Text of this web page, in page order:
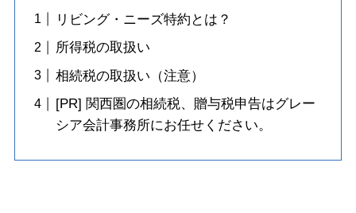
リビング・ニーズ特約とは？
所得税の取扱い
相続税の取扱い（注意）
[PR] 関西圏の相続税、贈与税申告はグレー
シア会計事務所にお任せください。